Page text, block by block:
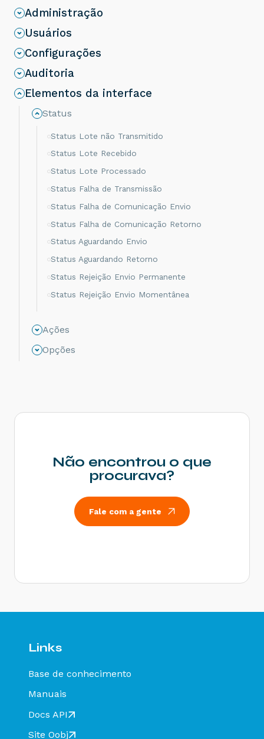
Administração
Usuários
Configurações
Auditoria
Elementos da interface
Status
Status Lote não Transmitido
Status Lote Recebido
Status Lote Processado
Status Falha de Transmissão
Status Falha de Comunicação Envio
Status Falha de Comunicação Retorno
Status Aguardando Envio
Status Aguardando Retorno
Status Rejeição Envio Permanente
Status Rejeição Envio Momentânea
Status Rejeição Retorno Permanente
Status Não Processado
Status Cancelado
Status Carta de Correção
Status Confirmação da Operação
Status Operação não Realizada
Status Não Encontrado
Status Encerrado
Status Encerramento
Ações
Opções
Não encontrou o que
procurava?
Fale com a gente
Links
Base de conhecimento
Manuais
Docs API
Site Oobj